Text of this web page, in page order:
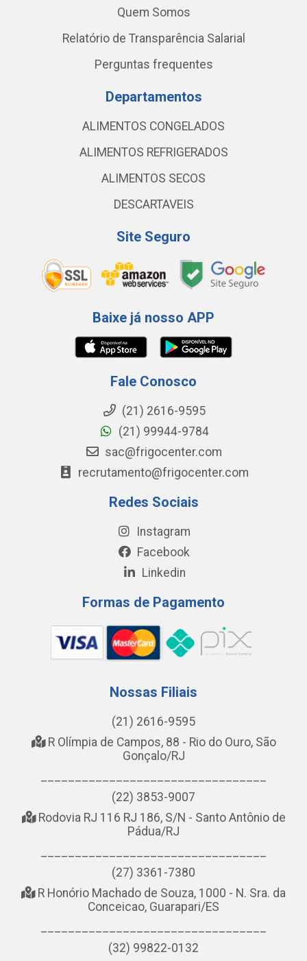
Quem Somos
Relatório de Transparência Salarial
Perguntas frequentes
Departamentos
ALIMENTOS CONGELADOS
ALIMENTOS REFRIGERADOS
ALIMENTOS SECOS
DESCARTAVEIS
Site Seguro
Baixe já nosso APP
Fale Conosco
(21) 2616-9595
(21) 99944-9784
sac@frigocenter.com
recrutamento@frigocenter.com
Redes Sociais
Instagram
Facebook
Linkedin
Formas de Pagamento
Nossas Filiais
(21) 2616-9595
R Olímpia de Campos, 88 - Rio do Ouro, São
Gonçalo/RJ
(22) 3853-9007
Rodovia RJ 116 RJ 186, S/N - Santo Antônio de
Pádua/RJ
(27) 3361-7380
R Honório Machado de Souza, 1000 - N. Sra. da
Conceicao, Guarapari/ES
(32) 99822-0132